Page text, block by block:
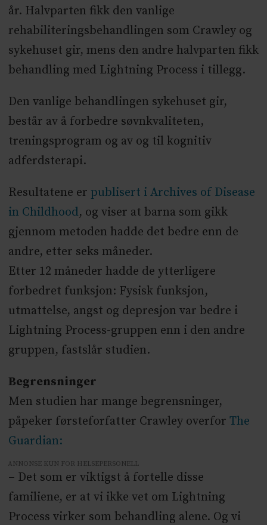
år. Halvparten fikk den vanlige
rehabiliteringsbehandlingen som Crawley og
sykehuset gir, mens den andre halvparten fikk
behandling med Lightning Process i tillegg.
Den vanlige behandlingen sykehuset gir,
består av å forbedre søvnkvaliteten,
treningsprogram og av og til kognitiv
adferdsterapi.
Resultatene er publisert i Archives of Disease
in Childhood, og viser at barna som gikk
gjennom metoden hadde det bedre enn de
andre, etter seks måneder.
Etter 12 måneder hadde de ytterligere
forbedret funksjon: Fysisk funksjon,
utmattelse, angst og depresjon var bedre i
Lightning Process-gruppen enn i den andre
gruppen, fastslår studien.
Begrensninger
Men studien har mange begrensninger,
påpeker førsteforfatter Crawley overfor The
Guardian:
ANNONSE KUN FOR HELSEPERSONELL
– Det som er viktigst å fortelle disse
familiene, er at vi ikke vet om Lightning
Process virker som behandling alene. Og vi